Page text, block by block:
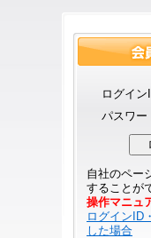
ログイン
パスワー
自社のペー
することが
操作マニュ
ログインID
した場合